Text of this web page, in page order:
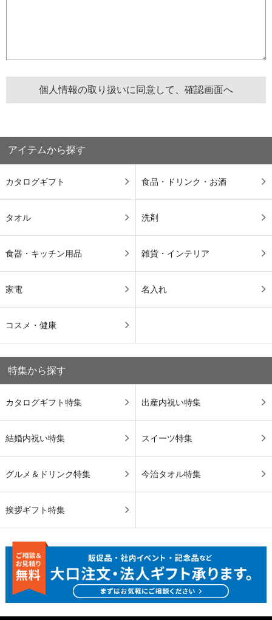
アイテムから探す
カタログギフト 食品・ドリンク・お酒
タオル 洗剤
食器・キッチン用品 雑貨・インテリア
家電 名入れ
コスメ・健康
特集から探す
カタログギフト特集 出産内祝い特集
結婚内祝い特集 スイーツ特集
グルメ＆ドリンク特集 今治タオル特集
挨拶ギフト特集